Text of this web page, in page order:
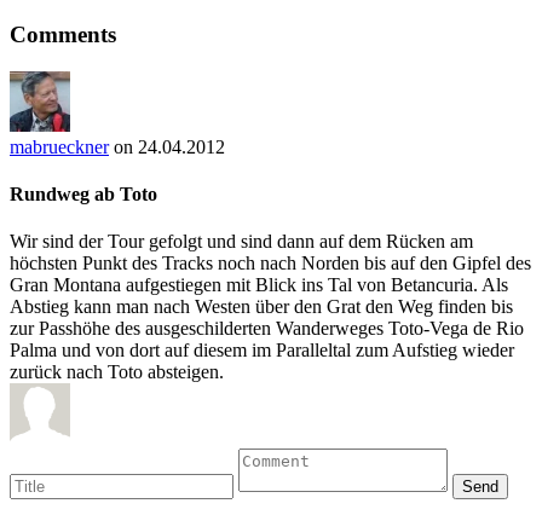
Comments
mabrueckneron 24.04.2012
Rundweg ab Toto
Wir sind der Tour gefolgt und sind dann auf dem Rücken am
höchsten Punkt des Tracks noch nach Norden bis auf den Gipfel des
Gran Montana aufgestiegen mit Blick ins Tal von Betancuria. Als
Abstieg kann man nach Westen über den Grat den Weg finden bis
zur Passhöhe des ausgeschilderten Wanderweges Toto-Vega de Rio
Palma und von dort auf diesem im Paralleltal zum Aufstieg wieder
zurück nach Toto absteigen.